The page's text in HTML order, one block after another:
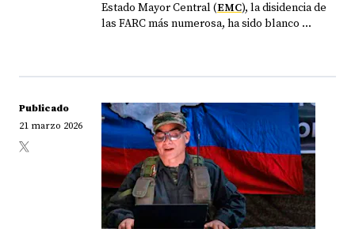
Estado Mayor Central (EMC), la disidencia de
las FARC más numerosa, ha sido blanco ...
Publicado
21 marzo 2026